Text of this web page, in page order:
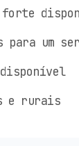
forte
para um
disponível
e rurais